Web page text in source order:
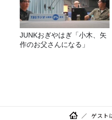
JUNKおぎやはぎ「小木、矢
作のお父さんになる」
ゲスト